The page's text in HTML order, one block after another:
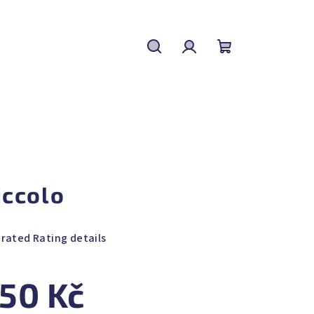
Rating details
Kč